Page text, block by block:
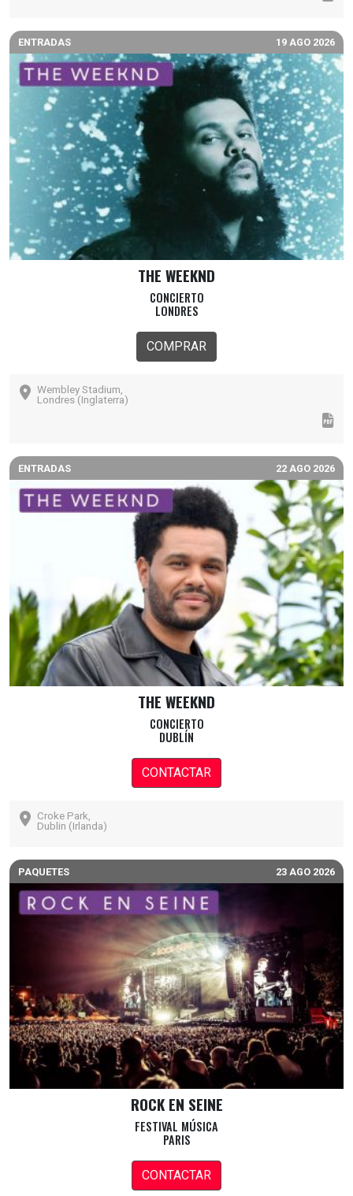
ENTRADAS 19 AGO 2026
THE WEEKND
CONCIERTO
LONDRES
COMPRAR
Wembley Stadium,
Londres (Inglaterra)
ENTRADAS 22 AGO 2026
THE WEEKND
CONCIERTO
DUBLÍN
CONTACTAR
Croke Park,
Dublin (Irlanda)
PAQUETES 23 AGO 2026
ROCK EN SEINE
FESTIVAL MÚSICA
PARIS
CONTACTAR